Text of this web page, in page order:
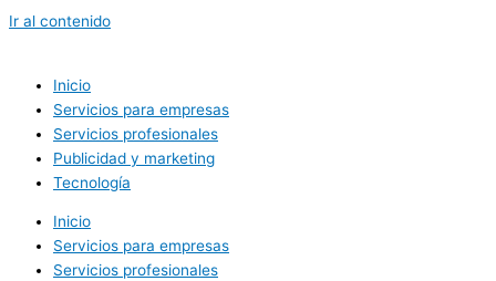
Ir al contenido
Inicio
Servicios para empresas
Servicios profesionales
Publicidad y marketing
Tecnología
Inicio
Servicios para empresas
Servicios profesionales